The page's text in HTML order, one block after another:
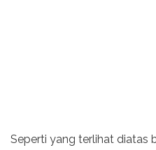
Seperti yang terlihat diatas